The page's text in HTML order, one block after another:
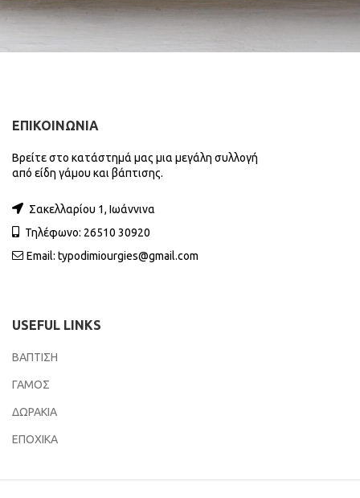
ΕΠΙΚΟΙΝΩΝΙΑ
Βρείτε στο κατάστημά μας μια μεγάλη συλλογή
από είδη γάμου και βάπτισης.
Σακελλαρίου 1, Ιωάννινα
Τηλέφωνο: 26510 30920
Email: typodimiourgies@gmail.com
USEFUL LINKS
ΒΑΠΤΙΣΗ
ΓΑΜΟΣ
ΔΩΡΑΚΙΑ
ΕΠΟΧΙΚΑ